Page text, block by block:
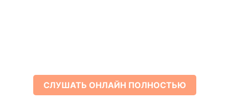
СЛУШАТЬ ОНЛАЙН ПОЛНОСТЬЮ